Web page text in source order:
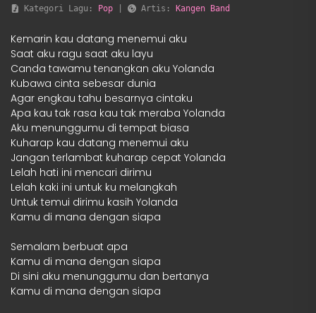
Kategori Lagu: Pop Artis: Kangen Band
Kemarin kau datang menemui aku
Saat aku ragu saat aku layu
Canda tawamu tenangkan aku Yolanda
Kubawa cinta sebesar dunia
Agar engkau tahu besarnya cintaku
Apa kau tak rasa kau tak meraba Yolanda
Aku menunggumu di tempat biasa
Kuharap kau datang menemui aku
Jangan terlambat kuharap cepat Yolanda
Lelah hati ini mencari dirimu
Lelah kaki ini untuk ku melangkah
Untuk temui dirimu kasih Yolanda
Kamu di mana dengan siapa
Semalam berbuat apa
Kamu di mana dengan siapa
Di sini aku menunggumu dan bertanya
Kamu di mana dengan siapa